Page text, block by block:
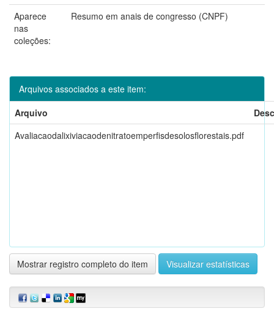
Aparece
nas
coleções:
Resumo em anais de congresso (CNPF)
Arquivos associados a este item:
Arquivo
Avaliacaodalixiviacaodenitratoemperfisdesolosflorestais.pdf
Mostrar registro completo do item Visualizar estatísticas